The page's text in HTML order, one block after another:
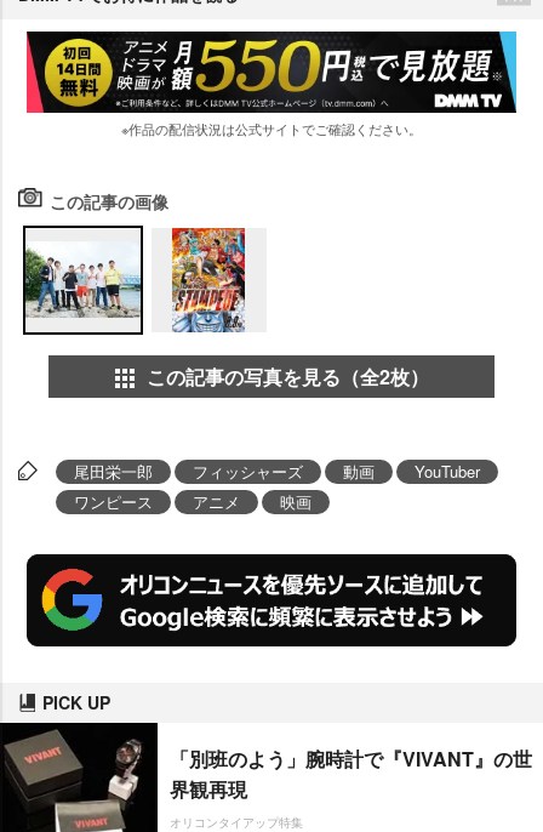
※作品の配信状況は公式サイトでご確認ください。
この記事の画像
この記事の写真を見る（全2枚）
尾田栄一郎 フィッシャーズ 動画
YouTuber
ワンピース
アニメ 映画
PICK UP
「別班のよう」腕時計で『VIVANT』の世
界観再現
オリコンタイアップ特集